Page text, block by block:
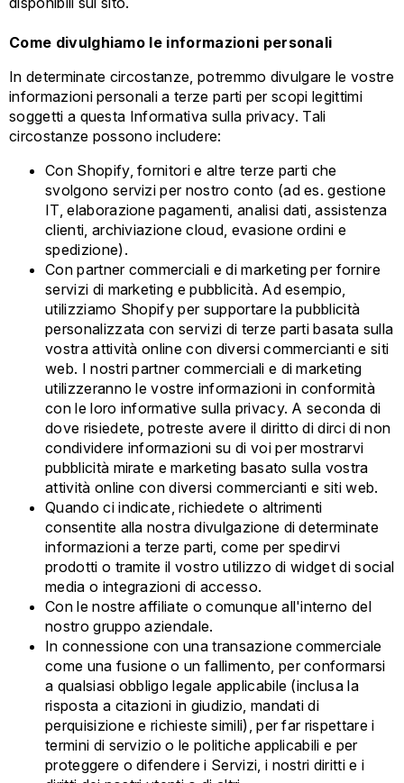
Come divulghiamo le informazioni personali
In determinate circostanze, potremmo divulgare le vostre
informazioni personali a terze parti per scopi legittimi
soggetti a questa Informativa sulla privacy. Tali
circostanze possono includere:
Con Shopify, fornitori e altre terze parti che
svolgono servizi per nostro conto (ad es. gestione
IT, elaborazione pagamenti, analisi dati, assistenza
clienti, archiviazione cloud, evasione ordini e
spedizione).
Con partner commerciali e di marketing per fornire
servizi di marketing e pubblicità. Ad esempio,
utilizziamo Shopify per supportare la pubblicità
personalizzata con servizi di terze parti basata sulla
vostra attività online con diversi commercianti e siti
web. I nostri partner commerciali e di marketing
utilizzeranno le vostre informazioni in conformità
con le loro informative sulla privacy. A seconda di
dove risiedete, potreste avere il diritto di dirci di non
condividere informazioni su di voi per mostrarvi
pubblicità mirate e marketing basato sulla vostra
attività online con diversi commercianti e siti web.
Quando ci indicate, richiedete o altrimenti
consentite alla nostra divulgazione di determinate
informazioni a terze parti, come per spedirvi
prodotti o tramite il vostro utilizzo di widget di social
media o integrazioni di accesso.
Con le nostre affiliate o comunque all'interno del
nostro gruppo aziendale.
In connessione con una transazione commerciale
come una fusione o un fallimento, per conformarsi
a qualsiasi obbligo legale applicabile (inclusa la
risposta a citazioni in giudizio, mandati di
perquisizione e richieste simili), per far rispettare i
termini di servizio o le politiche applicabili e per
proteggere o difendere i Servizi, i nostri diritti e i